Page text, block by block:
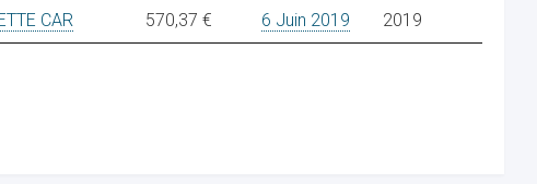
CAR 570,37 € 6 Juin 2019 2019